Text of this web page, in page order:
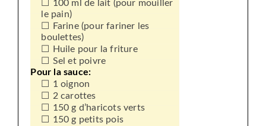
100 ml de lait (pour mouiller
le pain)
Farine (pour fariner les
boulettes)
Huile pour la friture
Sel et poivre
Pour la sauce:
1 oignon
2 carottes
150 g d’haricots verts
150 g petits pois